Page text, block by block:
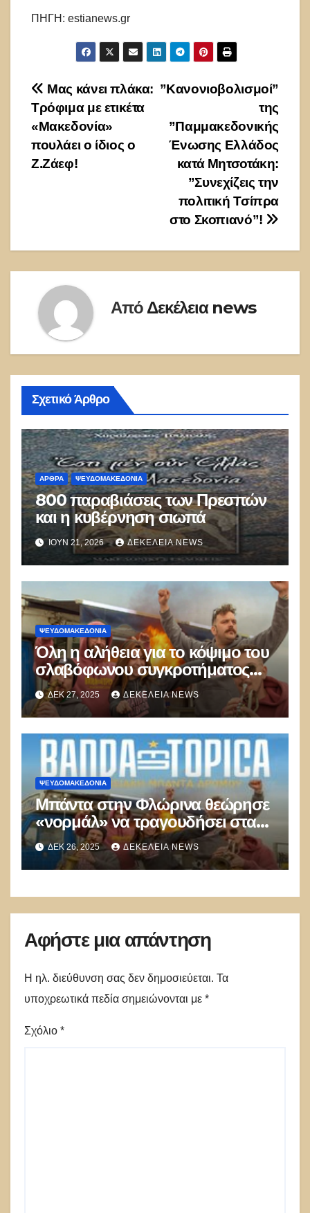
ΠΗΓΗ: estianews.gr
Πλοήγηση
άρθρων
”Κανονιοβολισμοί”
της
”Παμμακεδονικής
Ένωσης Ελλάδος
κατά Μητσοτάκη:
”Συνεχίζεις την
πολιτική Τσίπρα
στο Σκοπιανό”!
Μας κάνει πλάκα:
Τρόφιμα με ετικέτα
«Μακεδονία»
πουλάει ο ίδιος ο
Ζ.Ζάεφ!
Από Δεκέλεια news
Σχετικό Άρθρο
ΑΡΘΡΑ ΨΕΥΔΟΜΑΚΕΔΟΝΊΑ
800 παραβιάσεις των Πρεσπών
και η κυβέρνηση σιωπά
ΙΟΎΝ 21, 2026 ΔΕΚΈΛΕΙΑ NEWS
ΨΕΥΔΟΜΑΚΕΔΟΝΊΑ
Όλη η αλήθεια για το κόψιμο του
σλαβόφωνου συγκροτήματος
στη Φλώρινα!
ΔΕΚ 27, 2025 ΔΕΚΈΛΕΙΑ NEWS
ΨΕΥΔΟΜΑΚΕΔΟΝΊΑ
Μπάντα στην Φλώρινα θεώρησε
«νορμάλ» να τραγουδήσει στα…
σλαβικά!
ΔΕΚ 26, 2025 ΔΕΚΈΛΕΙΑ NEWS
Αφήστε μια απάντηση
Η ηλ. διεύθυνση σας δεν δημοσιεύεται. Τα
υποχρεωτικά πεδία σημειώνονται με *
Σχόλιο *